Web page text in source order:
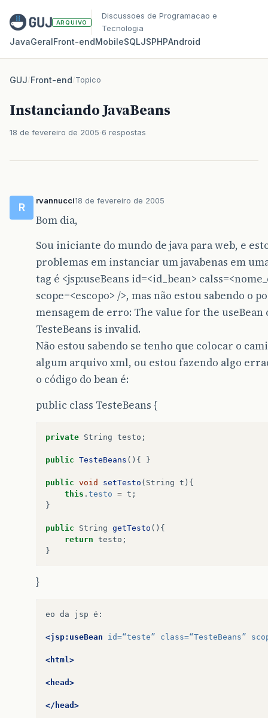
ARQUIVO
Discussoes de Programacao e
Tecnologia
JavaGeralFront‑endMobileSQLJSPHPAndroid
GUJ/Front-end/Topico
Instanciando JavaBeans
18 de fevereiro de 2005 6 respostas
R
rvannucci18 de fevereiro de 2005
Bom dia,
Sou iniciante do mundo de java para web, e
problemas em instanciar um javabenas em
tag é <jsp:useBeans id=<id_bean>
scope=<escopo> />, mas não estou sabendo o
mensagem de erro: The value for the
TesteBeans is invalid.
Não estou sabendo se tenho que colocar o
algum arquivo xml, ou estou fazendo algo
o código do bean é:
public class TesteBeans {
private String testo ;
public TesteBeans (){ }
public void setTesto ( String t ){
this . testo = t ;
}
public String getTesto (){
return testo ;
}
}
eo da jsp é:
<jsp:useBean id=“teste” class=“TesteBeans”
<html>
<head>
</head>